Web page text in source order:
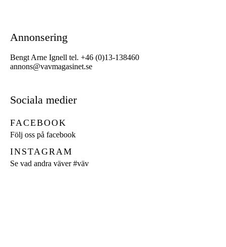
Annonsering
Bengt Arne Ignell tel. +46 (0)13-138460
annons@vavmagasinet.se
Sociala medier
FACEBOOK
Följ oss på facebook
INSTAGRAM
Se vad andra väver#väv